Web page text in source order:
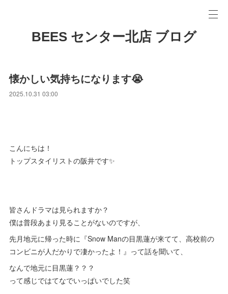
BEES センター北店 ブログ
懐かしい気持ちになります😭
2025.10.31 03:00
こんにちは！
トップスタイリストの阪井です✨
皆さんドラマは見られますか？
僕は普段あまり見ることがないのですが、
先月地元に帰った時に『Snow Manの目黒蓮が来てて、高校前の
コンビニが人だかりで凄かったよ！』って話を聞いて、
なんで地元に目黒蓮？？？
って感じではてなでいっぱいでした笑